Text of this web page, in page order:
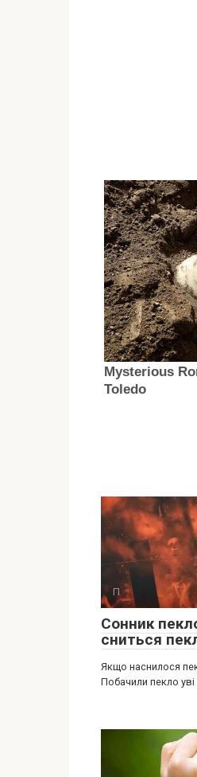
П
Сонник
сниться
Якщо наснилося
Побачили пекло уві